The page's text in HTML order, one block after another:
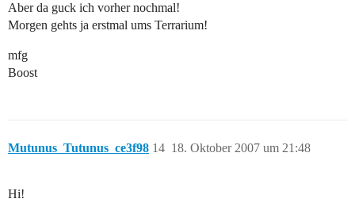
Aber da guck ich vorher nochmal!
Morgen gehts ja erstmal ums Terrarium!
mfg
Boost
Mutunus_Tutunus_ce3f98 18. Oktober 2007 um 21:48
14
Hi!